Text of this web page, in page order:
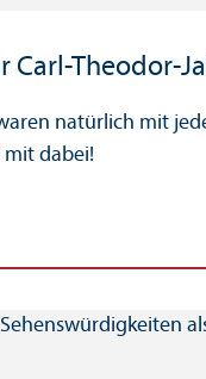
Carl-Theodor-
natürlich mit
dabei!